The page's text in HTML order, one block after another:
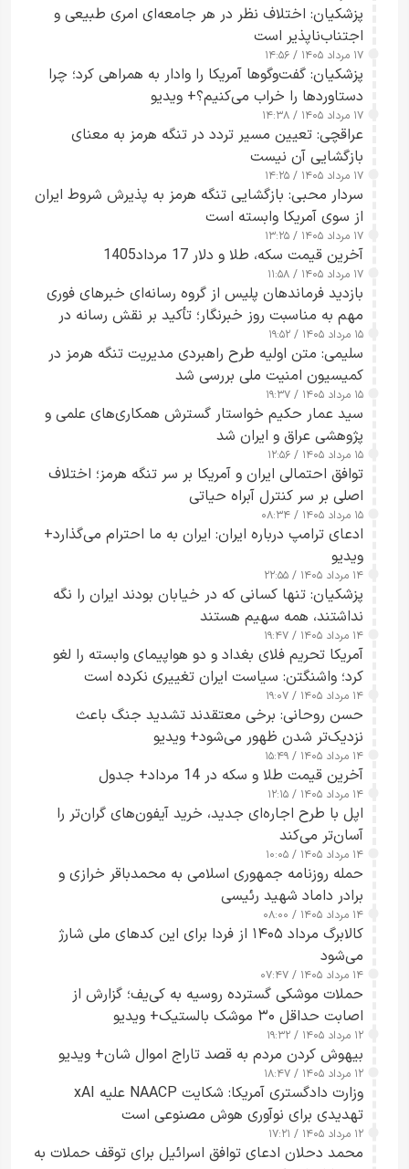
پزشکیان: اختلاف نظر در هر جامعه‌ای امری طبیعی و
اجتناب‌ناپذیر است
۱۷ مرداد ۱۴۰۵ / ۱۴:۵۶
پزشکیان: گفت‌وگوها آمریکا را وادار به همراهی کرد؛ چرا
دستاوردها را خراب می‌کنیم؟+ ویدیو
۱۷ مرداد ۱۴۰۵ / ۱۴:۳۸
عراقچی: تعیین مسیر تردد در تنگه هرمز به معنای
بازگشایی آن نیست
۱۷ مرداد ۱۴۰۵ / ۱۴:۲۵
سردار محبی: بازگشایی تنگه هرمز به پذیرش شروط ایران
از سوی آمریکا وابسته است
۱۷ مرداد ۱۴۰۵ / ۱۳:۲۵
آخرین قیمت سکه، طلا و دلار 17 مرداد1405
۱۷ مرداد ۱۴۰۵ / ۱۱:۵۸
بازدید فرماندهان پلیس از گروه رسانه‌ای خبرهای فوری
مهم به مناسبت روز خبرنگار؛ تأکید بر نقش رسانه در
تقویت امنیت و اعتماد عمومی
۱۵ مرداد ۱۴۰۵ / ۱۹:۵۲
سلیمی: متن اولیه طرح راهبردی مدیریت تنگه هرمز در
کمیسیون امنیت ملی بررسی شد
۱۵ مرداد ۱۴۰۵ / ۱۹:۳۷
سید عمار حکیم خواستار گسترش همکاری‌های علمی و
پژوهشی عراق و ایران شد
۱۵ مرداد ۱۴۰۵ / ۱۲:۵۶
توافق احتمالی ایران و آمریکا بر سر تنگه هرمز؛ اختلاف
اصلی بر سر کنترل آبراه حیاتی
۱۵ مرداد ۱۴۰۵ / ۰۸:۳۴
ادعای ترامپ درباره ایران: ایران به ما احترام می‌گذارد+
ویدیو
۱۴ مرداد ۱۴۰۵ / ۲۲:۵۵
پزشکیان: تنها کسانی که در خیابان بودند ایران را نگه
نداشتند، همه سهیم هستند
۱۴ مرداد ۱۴۰۵ / ۱۹:۴۷
آمریکا تحریم فلای بغداد و دو هواپیمای وابسته را لغو
کرد؛ واشنگتن: سیاست ایران تغییری نکرده است
۱۴ مرداد ۱۴۰۵ / ۱۹:۰۷
حسن روحانی: برخی معتقدند تشدید جنگ باعث
نزدیک‌تر شدن ظهور می‌شود+ ویدیو
۱۴ مرداد ۱۴۰۵ / ۱۵:۴۹
آخرین قیمت طلا و سکه در 14 مرداد+ جدول
۱۴ مرداد ۱۴۰۵ / ۱۲:۱۵
اپل با طرح اجاره‌ای جدید، خرید آیفون‌های گران‌تر را
آسان‌تر می‌کند
۱۴ مرداد ۱۴۰۵ / ۱۰:۰۵
حمله روزنامه جمهوری اسلامی به محمدباقر خرازی و
برادر داماد شهید رئیسی
۱۴ مرداد ۱۴۰۵ / ۰۸:۰۰
کالابرگ مرداد ۱۴۰۵ از فردا برای این کدهای ملی شارژ
می‌شود
۱۴ مرداد ۱۴۰۵ / ۰۷:۴۷
حملات موشکی گسترده روسیه به کی‌یف؛ گزارش از
اصابت حداقل ۳۰ موشک بالستیک+ ویدیو
۱۲ مرداد ۱۴۰۵ / ۱۹:۳۲
بیهوش کردن مردم به قصد تاراج اموال شان+ ویدیو
۱۲ مرداد ۱۴۰۵ / ۱۸:۴۷
وزارت دادگستری آمریکا: شکایت NAACP علیه xAI
تهدیدی برای نوآوری هوش مصنوعی است
۱۲ مرداد ۱۴۰۵ / ۱۷:۲۱
محمد دحلان ادعای توافق اسرائیل برای توقف حملات به